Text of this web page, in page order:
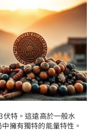
特。這遠高於一般水
擁有獨特的能量特性。